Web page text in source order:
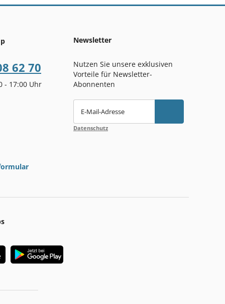
62 70
- 17:00 Uhr
Newsletter
Nutzen Sie unsere exklusiven
Vorteile für Newsletter-
Abonnenten
E-Mail-Adresse
Datenschutz